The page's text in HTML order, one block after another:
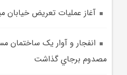
آغاز عمليات تعريض خيابان ميثاق
مصدوم برجاي گذاشت